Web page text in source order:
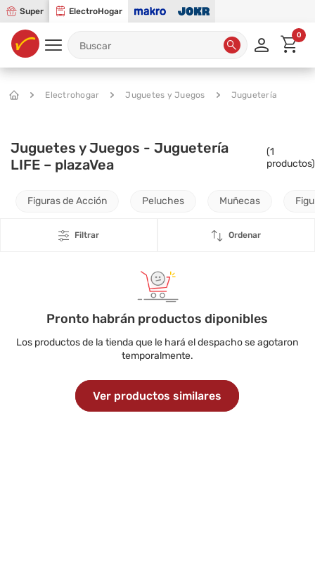
Super ElectroHogar
0
Electrohogar Juguetes y Juegos Juguetería
Juguetes y Juegos - Juguetería
LIFE – plazaVea
(1
productos)
Figuras de Acción Peluches Muñecas
Filtrar Ordenar
Pronto habrán productos diponibles
Los productos de la tienda que le hará el despacho se agotaron
temporalmente.
Ver productos similares